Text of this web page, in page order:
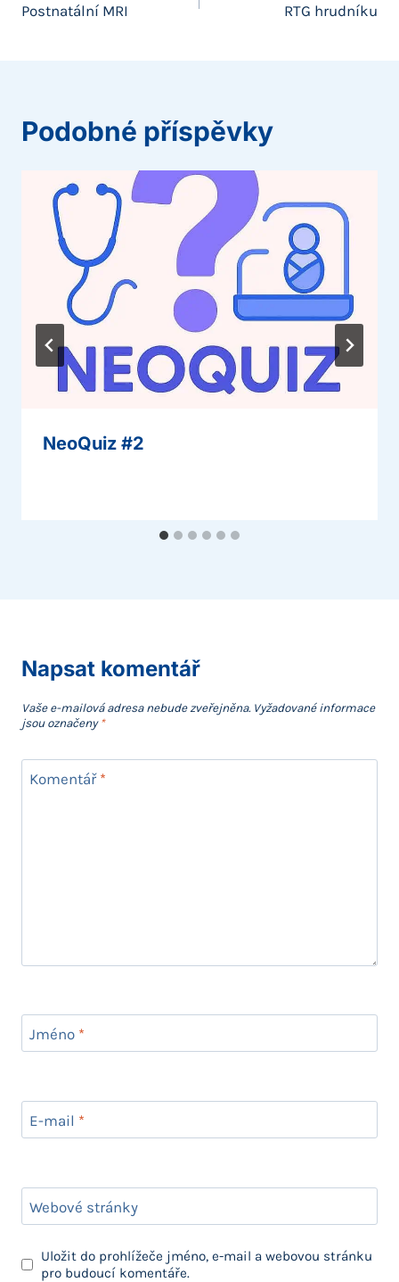
pro
Postnatální MRI RTG hrudníku
Podobné příspěvky
NeoQuiz #2
Napsat komentář
Vaše e-mailová adresa nebude zveřejněna. Vyžadované informace
jsou označeny *
Komentář *
Jméno *
E-mail *
Webové stránky
Uložit do prohlížeče jméno, e-mail a webovou stránku
pro budoucí komentáře.